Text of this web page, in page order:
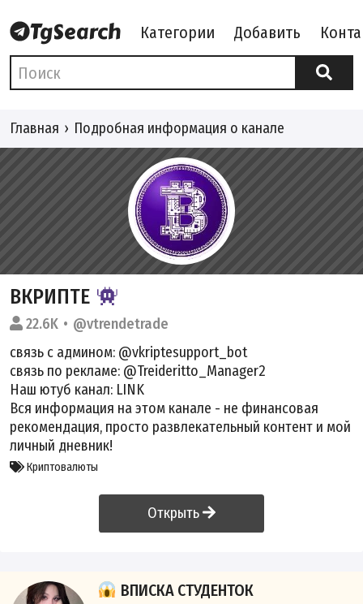
Категории Добавить
Главная Подробная информация о канале
ВКРИПТЕ
22.6K
@vtrendetrade
связь с админом: @vkriptesupport_bot
связь по рекламе: @Treideritto_Manager2
Наш ютуб канал: LINK
Вся информация на этом канале - не финансовая
рекомендация, просто развлекательный контент и мой
личный дневник!
Криптовалюты
Открыть
ВПИСКА СТУДЕНТОК